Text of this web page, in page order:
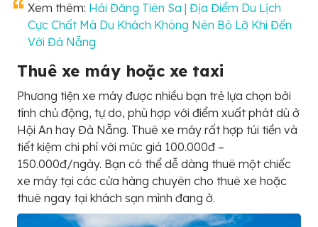
Xem thêm: Hải Đăng Tiên Sa | Địa Điểm Du Lịch
Cực Chất Mà Du Khách Không Nên Bỏ Lỡ Khi Đến
Với Đà Nẵng
Thuê xe máy hoặc xe taxi
Phương tiện xe máy được nhiều bạn trẻ lựa chọn bởi
tính chủ động, tự do, phù hợp với điểm xuất phát dù ở
Hội An hay Đà Nẵng. Thuê xe máy rất hợp túi tiền và
tiết kiệm chi phí với mức giá 100.000đ –
150.000đ/ngày. Bạn có thể dễ dàng thuê một chiếc
xe máy tại các cửa hàng chuyên cho thuê xe hoặc
thuê ngay tại khách sạn mình đang ở.